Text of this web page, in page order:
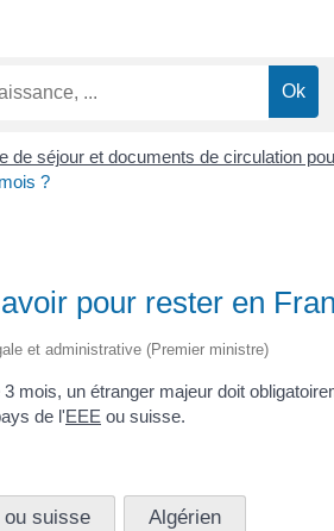
de séjour et documents de circulation
?
pour rester en
et administrative (Premier ministre)
mois, un étranger majeur doit
de l'EEE ou suisse.
ou suisse Algérien